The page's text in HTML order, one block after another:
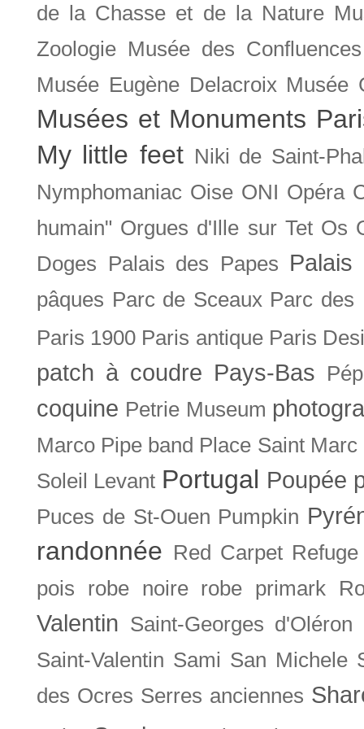
de la Chasse et de la Nature
Zoologie Musée des Confluences
Musée Eugène Delacroix Musée
Musées et Monuments
My little feet Niki de Saint-
Nymphomaniac Oise ONI Opéra
humain" Orgues d'Ille sur Tet Os
Doges
Palais des Papes Palais
pâques Parc de Sceaux Parc des
Paris 1900 Paris antique Paris
patch à coudre Pays-Bas
coquine Petrie Museum
Marco Pipe band Place Saint Marc
Soleil Levant Portugal Poupée
Puces de St-Ouen Pumpkin
randonnée Red Carpet Refuge
pois
robe noire robe primark
Valentin Saint-Georges d'Oléron
Saint-Valentin Sami San Michele
des Ocres Serres anciennes